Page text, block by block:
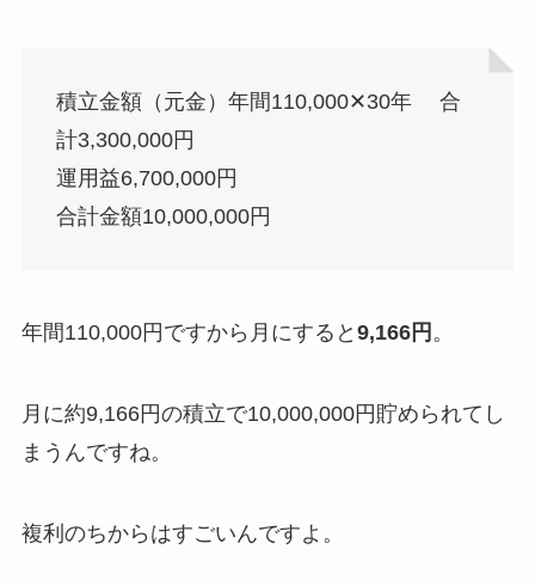
積立金額（元金）年間110,000✕30年 合
計3,300,000円
運用益6,700,000円
合計金額10,000,000円
年間110,000円ですから月にすると 9,166円 。
月に約9,166円の積立で10,000,000円貯められてし
まうんですね。
複利のちからはすごいんですよ。